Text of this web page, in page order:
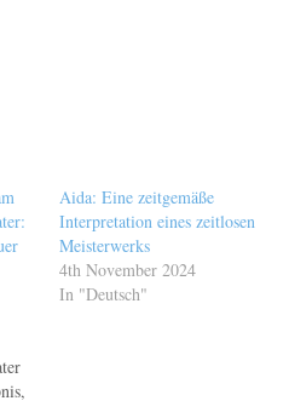
Aida: Eine zeitgemäße
Interpretation eines zeitlosen
Meisterwerks
4th November 2024
In "Deutsch"